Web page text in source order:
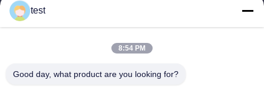
No.2 Shiziqiao Road, Lianxin Industrial Area, Xiqiao Twon, Nanhai
test
8:54 PM
Good day, what product are you looking for?